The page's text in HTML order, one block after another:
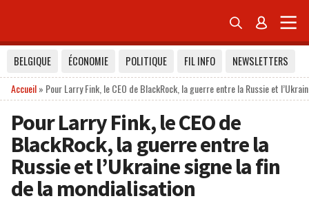
 
BELGIQUE ÉCONOMIE POLITIQUE FIL INFO
NEWSLETTERS
Accueil» Pour Larry Fink, le CEO de BlackRock, la guerre entre la Russie et
Pour Larry Fink, le CEO de
BlackRock, la guerre entre la
Russie et l’Ukraine signe la fin
de la mondialisation